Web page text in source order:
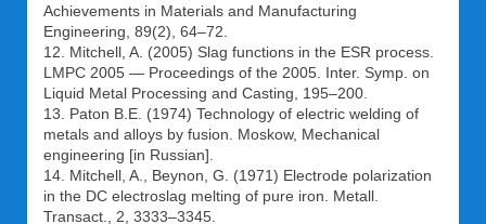
Achievements in Materials and Manufacturing
Engineering, 89(2), 64–72.
12. Mitchell, A. (2005) Slag functions in the ESR process.
LMPC 2005 — Proceedings of the 2005. Inter. Symp. on
Liquid Metal Processing and Casting, 195–200.
13. Paton B.E. (1974) Technology of electric welding of
metals and alloys by fusion. Moskow, Mechanical
engineering [in Russian].
14. Mitchell, A., Beynon, G. (1971) Electrode polarization
in the DC electroslag melting of pure iron. Metall.
Transact., 2, 3333–3345.